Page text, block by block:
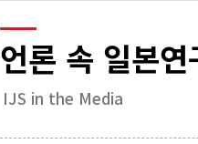
언론 속 일본연
IJS in the Media